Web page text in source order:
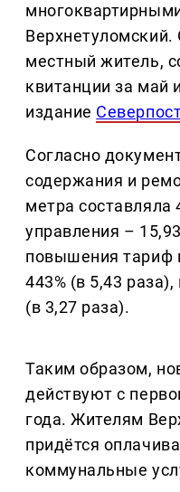
местный житель,
квитанции за май
издание
Согласно
содержания и
метра составляла
управления –
повышения тариф
443% (в 5,43
(в 3,27 раза).
Таким образом,
действуют с
года. Жителям
придётся
коммунальные